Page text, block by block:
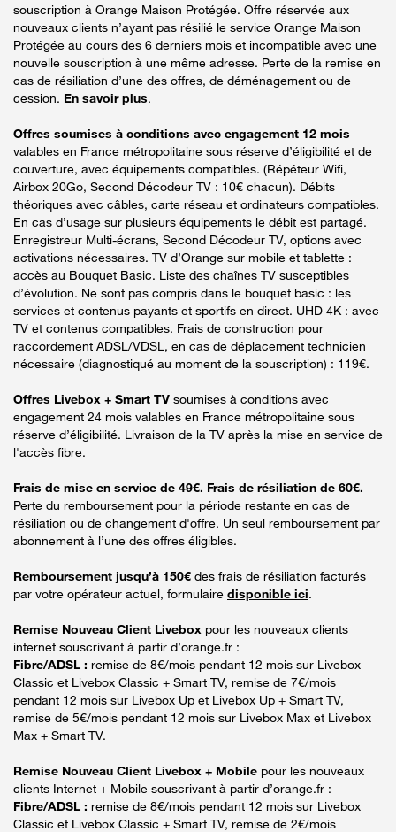
souscription à Orange Maison Protégée. Offre réservée aux
nouveaux clients n’ayant pas résilié le service Orange Maison
Protégée au cours des 6 derniers mois et incompatible avec une
nouvelle souscription à une même adresse. Perte de la remise en
cas de résiliation d’une des offres, de déménagement ou de
cession. En savoir plus.
Offres soumises à conditions avec engagement 12 mois
valables en France métropolitaine sous réserve d’éligibilité et de
couverture, avec équipements compatibles. (Répéteur Wifi,
Airbox 20Go, Second Décodeur TV : 10€ chacun). Débits
théoriques avec câbles, carte réseau et ordinateurs compatibles.
En cas d’usage sur plusieurs équipements le débit est partagé.
Enregistreur Multi-écrans, Second Décodeur TV, options avec
activations nécessaires. TV d’Orange sur mobile et tablette :
accès au Bouquet Basic. Liste des chaînes TV susceptibles
d’évolution. Ne sont pas compris dans le bouquet basic : les
services et contenus payants et sportifs en direct. UHD 4K : avec
TV et contenus compatibles. Frais de construction pour
raccordement ADSL/VDSL, en cas de déplacement technicien
nécessaire (diagnostiqué au moment de la souscription) : 119€.
Offres Livebox + Smart TV soumises à conditions avec
engagement 24 mois valables en France métropolitaine sous
réserve d’éligibilité. Livraison de la TV après la mise en service de
l'accès fibre.
Frais de mise en service de 49€. Frais de résiliation de 60€.
Perte du remboursement pour la période restante en cas de
résiliation ou de changement d'offre. Un seul remboursement par
abonnement à l’une des offres éligibles.
Remboursement jusqu’à 150€ des frais de résiliation facturés
par votre opérateur actuel, formulaire disponible ici.
Remise Nouveau Client Livebox pour les nouveaux clients
internet souscrivant à partir d’orange.fr :
Fibre/ADSL : remise de 8€/mois pendant 12 mois sur Livebox
Classic et Livebox Classic + Smart TV, remise de 7€/mois
pendant 12 mois sur Livebox Up et Livebox Up + Smart TV,
remise de 5€/mois pendant 12 mois sur Livebox Max et Livebox
Max + Smart TV.
Remise Nouveau Client Livebox + Mobile pour les nouveaux
clients Internet + Mobile souscrivant à partir d’orange.fr :
Fibre/ADSL : remise de 8€/mois pendant 12 mois sur Livebox
Classic et Livebox Classic + Smart TV, remise de 2€/mois